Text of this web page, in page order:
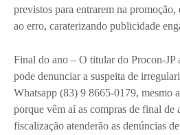
previstos para entrarem na
ao erro, caraterizando publicidade
Final do ano – O titular do Procon-JP
pode denunciar a suspeita de
Whatsapp (83) 9 8665-0179, mesmo
porque vêm aí as compras de final de
fiscalização atenderão as denúncias